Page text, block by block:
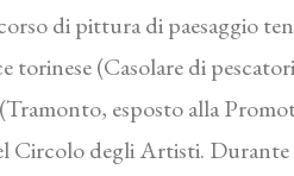
di pittura di paesaggio
torinese (Casolare di
esposto alla
Circolo degli Artisti.